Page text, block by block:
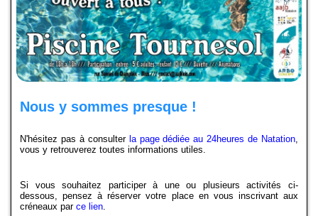
La boutique
Le Club
Coupe Jean-Louis Dedieu
Projet Club
Nous y sommes presque !
N'hésitez pas à consulter la page dédiée au 24heures de Natation,
vous y retrouverez toutes informations utiles.
Si vous souhaitez participer à une ou plusieurs activités ci-
dessous, pensez à réserver votre place en vous inscrivant aux
créneaux par ce lien.